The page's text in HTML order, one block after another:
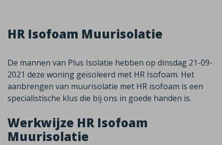
HR Isofoam Muurisolatie
De mannen van Plus Isolatie hebben op dinsdag 21-09-
2021 deze woning geïsoleerd met HR Isofoam. Het
aanbrengen van muurisolatie met HR isofoam is een
specialistische klus die bij ons in goede handen is.
Werkwijze HR Isofoam
Muurisolatie